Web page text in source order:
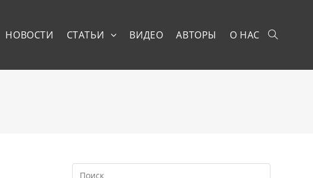
НОВОСТИ СТАТЬИ ВИДЕО АВТОРЫ О НАС